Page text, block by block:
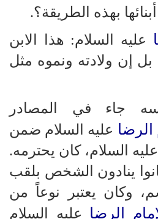
بهذه الطريقة؟.
عليه السلام: هذا الابن
إن ولادته ونموه مثل
جاء في المصادر
الرضا عليه السلام ضمن
عليه السلام، كان يحترمه.
ينادون الشخص بلقب
وكان يعتبر نوعاً من
الرضا عليه السلام